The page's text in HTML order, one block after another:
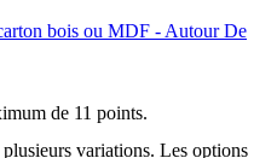
de 11 points.
variations. Les options